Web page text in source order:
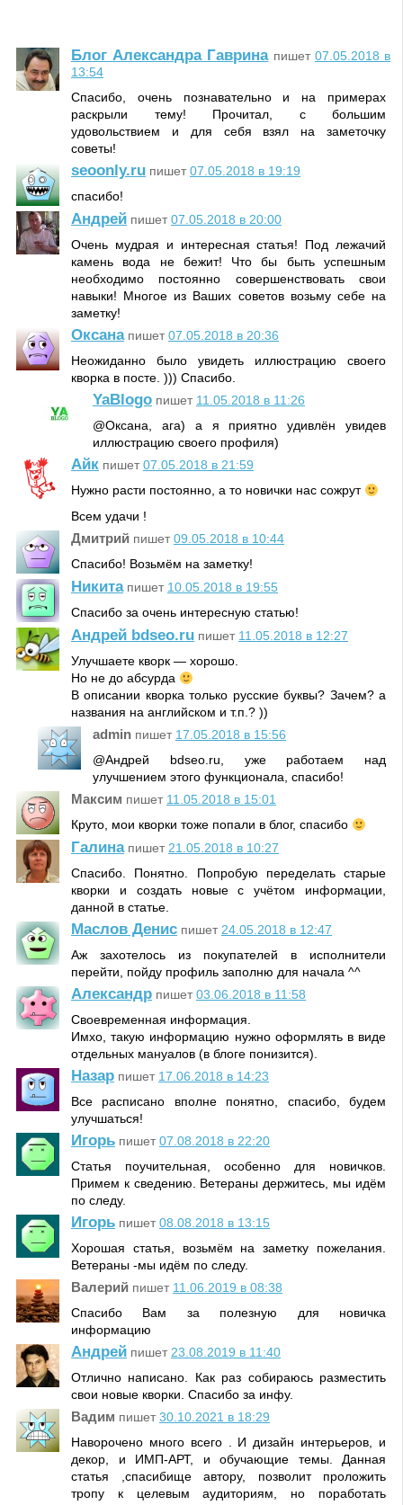
Блог Александра Гавринапишет 07.05.2018 в
13:54
Спасибо, очень познавательно и на примерах
раскрыли тему! Прочитал, с большим
удовольствием и для себя взял на заметочку
советы!
seoonly.ru пишет 07.05.2018 в 19:19
спасибо!
Андрей пишет 07.05.2018 в 20:00
Очень мудрая и интересная статья! Под лежачий
камень вода не бежит! Что бы быть успешным
необходимо постоянно совершенствовать свои
навыки! Многое из Ваших советов возьму себе на
заметку!
Оксанапишет 07.05.2018 в 20:36
Неожиданно было увидеть иллюстрацию своего
кворка в посте. ))) Спасибо.
YaBlogo пишет 11.05.2018 в 11:26
@Оксана, ага) а я приятно удивлён увидев
иллюстрацию своего профиля)
Айк пишет 07.05.2018 в 21:59
Нужно расти постоянно, а то новички нас сожрут
Всем удачи !
Дмитрий пишет 09.05.2018 в 10:44
Спасибо! Возьмём на заметку!
Никитапишет 10.05.2018 в 19:55
Спасибо за очень интересную статью!
Андрей bdseo.ru пишет 11.05.2018 в 12:27
Улучшаете кворк — хорошо.
Но не до абсурда
В описании кворка только русские буквы? Зачем? а
названия на английском и т.п.? ))
admin пишет 17.05.2018 в 15:56
@Андрей bdseo.ru, уже работаем над
улучшением этого функционала, спасибо!
Максим пишет 11.05.2018 в 15:01
Круто, мои кворки тоже попали в блог, спасибо
Галинапишет 21.05.2018 в 10:27
Спасибо. Понятно. Попробую переделать старые
кворки и создать новые с учётом информации,
данной в статье.
Маслов Денис пишет 24.05.2018 в 12:47
Аж захотелось из покупателей в исполнители
перейти, пойду профиль заполню для начала ^^
Александр пишет 03.06.2018 в 11:58
Своевременная информация.
Имхо, такую информацию нужно оформлять в виде
отдельных мануалов (в блоге понизится).
Назар пишет 17.06.2018 в 14:23
Все расписано вполне понятно, спасибо, будем
улучшаться!
Игорь пишет 07.08.2018 в 22:20
Статья поучительная, особенно для новичков.
Примем к сведению. Ветераны держитесь, мы идём
по следу.
Игорь пишет 08.08.2018 в 13:15
Хорошая статья, возьмём на заметку пожелания.
Ветераны -мы идём по следу.
Валерий пишет 11.06.2019 в 08:38
Спасибо Вам за полезную для новичка
информацию
Андрей пишет 23.08.2019 в 11:40
Отлично написано. Как раз собираюсь разместить
свои новые кворки. Спасибо за инфу.
Вадим пишет 30.10.2021 в 18:29
Наворочено много всего . И дизайн интерьеров, и
декор, и ИМП-АРТ, и обучающие темы. Данная
статья ,спасибище автору, позволит проложить
тропу к целевым аудиториям, но поработать